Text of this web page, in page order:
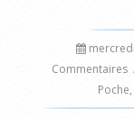
Commentaires
Poche,